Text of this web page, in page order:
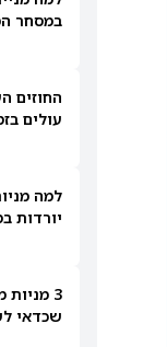
במסחר
החוזים
עולים
יורדות
שכדאי